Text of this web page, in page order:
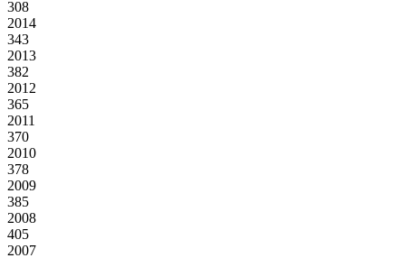
308
2014
343
2013
382
2012
365
2011
370
2010
378
2009
385
2008
405
2007